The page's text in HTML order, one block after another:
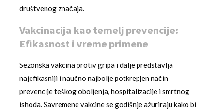
društvenog značaja.
Vakcinacija kao temelj prevencije:
Efikasnost i vreme primene
Sezonska vakcina protiv gripa i dalje predstavlja
najefikasniji i naučno najbolje potkrepļen način
prevencije teškog oboljenja, hospitalizacije i smrtnog
ishoda. Savremene vakcine se godišnje ažuriraju kako bi